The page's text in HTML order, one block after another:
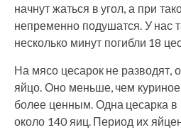
начнут жаться в угол, а при
непременно подушатся. У нас
несколько минут погибли 18
На мясо цесарок не разводят,
яйцо. Оно меньше, чем
более ценным. Одна цесарка в
около 140 яиц. Период их